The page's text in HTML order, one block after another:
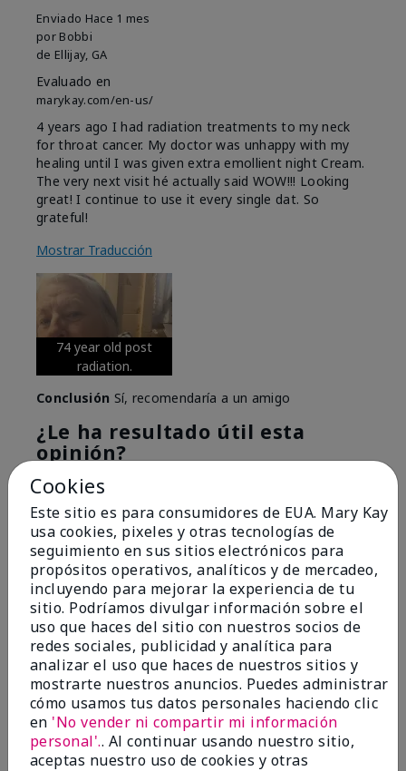
Enviado Hace 1 mes
por Bobbi
de Ellijay, GA
Evaluado en
marykay.com/en-us/
4 years ago I had radiation treatments to my neck
for throat cancer. My doctor was unhappy with my
healing until I was given extra emollient night Cream.
The very next visit hé actually said WOW!!! Looking
great! I continue to use it every single dat. So
grateful!
Mostrar Traducción
74 year old post
radiation.
Conclusión Sí, recomendaría a un amigo
¿Le ha resultado útil esta
opinión?
6
Marcar esta opinión
5
Great Night time emollient
EnviadoHace 2 meses
porSonia G
deChicago'Il
Evaluado en
marykay.com/en-us/
Cookies
Este sitio es para consumidores de EUA. Mary Kay
usa cookies, pixeles y otras tecnologías de
seguimiento en sus sitios electrónicos para
propósitos operativos, analíticos y de mercadeo,
incluyendo para mejorar la experiencia de tu
sitio. Podríamos divulgar información sobre el
uso que haces del sitio con nuestros socios de
redes sociales, publicidad y analítica para
analizar el uso que haces de nuestros sitios y
mostrarte nuestros anuncios. Puedes administrar
cómo usamos tus datos personales haciendo clic
en 'No vender ni compartir mi información
personal'.. Al continuar usando nuestro sitio,
aceptas nuestro uso de cookies y otras